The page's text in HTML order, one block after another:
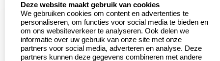
Deze website maakt gebruik van cookies
We gebruiken cookies om content en advertenties te
personaliseren, om functies voor social media te bieden en
om ons websiteverkeer te analyseren. Ook delen we
informatie over uw gebruik van onze site met onze
partners voor social media, adverteren en analyse. Deze
partners kunnen deze gegevens combineren met andere